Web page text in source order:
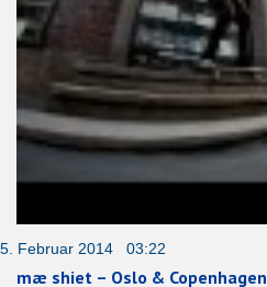
5. Februar 2014 03:22
mæ shiet – Oslo & Copenhagen